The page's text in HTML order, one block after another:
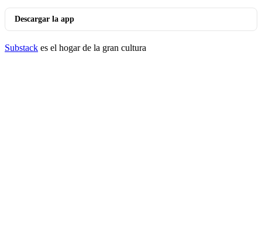
Descargar la app
Substack es el hogar de la gran cultura